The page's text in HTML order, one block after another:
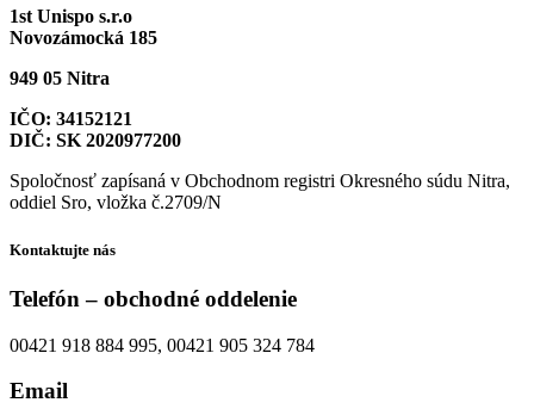
1st Unispo s.r.o
Novozámocká 185
949 05 Nitra
IČO: 34152121
DIČ: SK 2020977200
Spoločnosť zapísaná v Obchodnom registri Okresného súdu Nitra,
oddiel Sro, vložka č.2709/N
Kontaktujte nás
Telefón – obchodné oddelenie
00421 918 884 995, 00421 905 324 784
Email